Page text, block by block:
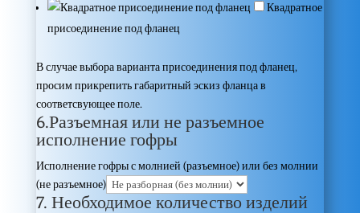
Квадратное
присоединение под фланец
В случае выбора варианта присоединения под фланец,
просим прикрепить габаритный эскиз фланца в
соответсвующее поле.
6.Разъемная или не разъемное
исполнение гофры
Исполнение гофры с молнией (разъемное) или без молнии
(не разъемное)
7. Необходимое количество изделий